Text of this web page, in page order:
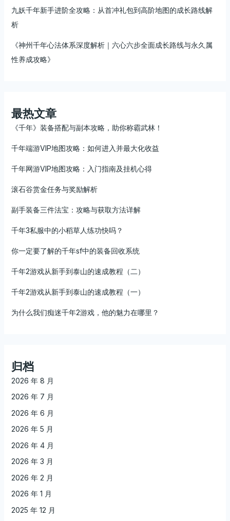
九妖千年新手进阶全攻略：从首冲礼包到高阶地图的成长路线解
析
《神州千年心法体系深度解析｜六心六步全面成长路线与永久属
性养成攻略》
最热文章
《千年》装备搭配与副本攻略，助你称霸武林！
千年端游VIP地图攻略：如何进入并最大化收益
千年网游VIP地图攻略：入门指南及挂机心得
滚石谷赏金任务与奖励解析
副手装备三件法宝：攻略与获取方法详解
千年3私服中的小稻草人练功快吗？
你一定要了解的千年sf中的装备回收系统
千年2游戏从新手到泰山的速成教程（二）
千年2游戏从新手到泰山的速成教程（一）
为什么我们痴迷千年2游戏，他的魅力在哪里？
归档
2026 年 8 月
2026 年 7 月
2026 年 6 月
2026 年 5 月
2026 年 4 月
2026 年 3 月
2026 年 2 月
2026 年 1 月
2025 年 12 月